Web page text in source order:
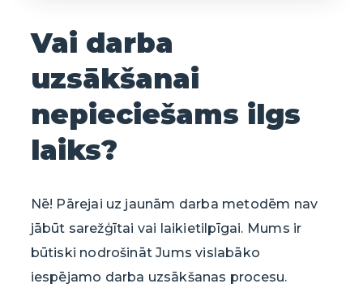
Vai darba
uzsākšanai
nepieciešams ilgs
laiks?
Nē! Pārejai uz jaunām darba metodēm nav
jābūt sarežģītai vai laikietilpīgai. Mums ir
būtiski nodrošināt Jums vislabāko
iespējamo darba uzsākšanas procesu.